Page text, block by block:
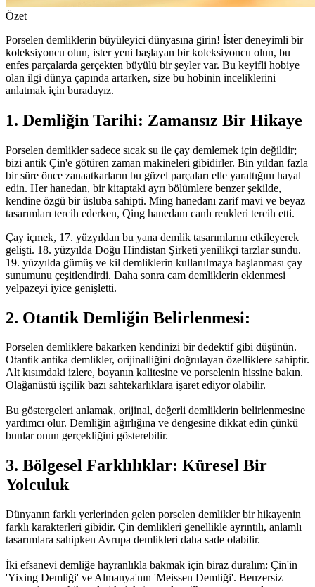
Özet
Porselen demliklerin büyüleyici dünyasına girin! İster deneyimli bir
koleksiyoncu olun, ister yeni başlayan bir koleksiyoncu olun, bu
enfes parçalarda gerçekten büyülü bir şeyler var. Bu keyifli hobiye
olan ilgi dünya çapında artarken, size bu hobinin inceliklerini
anlatmak için buradayız.
1. Demliğin Tarihi: Zamansız Bir Hikaye
Porselen demlikler sadece sıcak su ile çay demlemek için değildir;
bizi antik Çin'e götüren zaman makineleri gibidirler. Bin yıldan fazla
bir süre önce zanaatkarların bu güzel parçaları elle yarattığını hayal
edin. Her hanedan, bir kitaptaki ayrı bölümlere benzer şekilde,
kendine özgü bir üsluba sahipti. Ming hanedanı zarif mavi ve beyaz
tasarımları tercih ederken, Qing hanedanı canlı renkleri tercih etti.
Çay içmek, 17. yüzyıldan bu yana demlik tasarımlarını etkileyerek
gelişti. 18. yüzyılda Doğu Hindistan Şirketi yenilikçi tarzlar sundu.
19. yüzyılda gümüş ve kil demliklerin kullanılmaya başlanması çay
sunumunu çeşitlendirdi. Daha sonra cam demliklerin eklenmesi
yelpazeyi iyice genişletti.
2. Otantik Demliğin Belirlenmesi:
Porselen demliklere bakarken kendinizi bir dedektif gibi düşünün.
Otantik antika demlikler, orijinalliğini doğrulayan özelliklere sahiptir.
Alt kısımdaki izlere, boyanın kalitesine ve porselenin hissine bakın.
Olağanüstü işçilik bazı sahtekarlıklara işaret ediyor olabilir.
Bu göstergeleri anlamak, orijinal, değerli demliklerin belirlenmesine
yardımcı olur. Demliğin ağırlığına ve dengesine dikkat edin çünkü
bunlar onun gerçekliğini gösterebilir.
3. Bölgesel Farklılıklar: Küresel Bir
Yolculuk
Dünyanın farklı yerlerinden gelen porselen demlikler bir hikayenin
farklı karakterleri gibidir. Çin demlikleri genellikle ayrıntılı, anlamlı
tasarımlara sahipken Avrupa demlikleri daha sade olabilir.
İki efsanevi demliğe hayranlıkla bakmak için biraz duralım: Çin'in
'Yixing Demliği' ve Almanya'nın 'Meissen Demliği'. Benzersiz